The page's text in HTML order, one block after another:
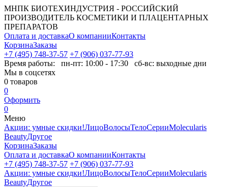
МНПК БИОТЕХИНДУСТРИЯ - РОССИЙСКИЙ
ПРОИЗВОДИТЕЛЬ КОСМЕТИКИ И ПЛАЦЕНТАРНЫХ
ПРЕПАРАТОВ
Оплата и доставкаО компанииКонтакты
КорзинаЗаказы
+7 (495) 748-37-57 +7 (906) 037-77-93
Время работы: пн-пт: 10:00 - 17:30 сб-вс: выходные дни
Мы в соцсетях
0 товаров
0
Оформить
0
Меню
Акции: умные скидки!ЛицоВолосыТелоСерииMolecularis
BeautyДругое
КорзинаЗаказы
Оплата и доставкаО компанииКонтакты
+7 (495) 748-37-57 +7 (906) 037-77-93
Акции: умные скидки!ЛицоВолосыТелоСерииMolecularis
BeautyДругое